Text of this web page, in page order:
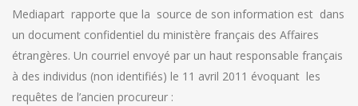
Mediapart rapporte que la source de son information est dans
un document confidentiel du ministère français des Affaires
étrangères. Un courriel envoyé par un haut responsable français
à des individus (non identifiés) le 11 avril 2011 évoquant les
requêtes de l’ancien procureur :